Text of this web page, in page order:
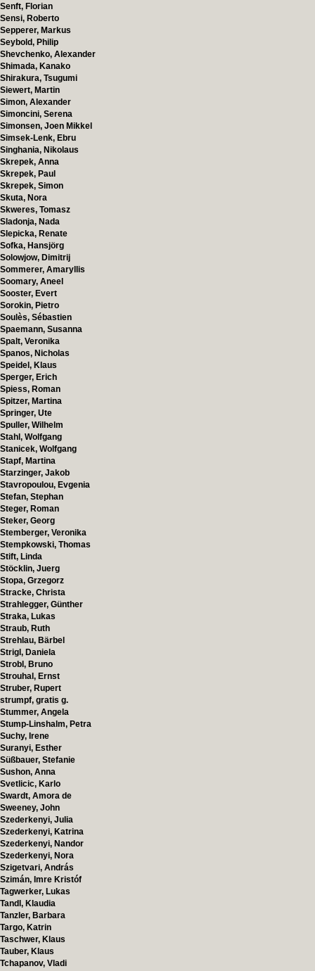
Senft, Florian
Sensi, Roberto
Sepperer, Markus
Seybold, Philip
Shevchenko, Alexander
Shimada, Kanako
Shirakura, Tsugumi
Siewert, Martin
Simon, Alexander
Simoncini, Serena
Simonsen, Joen Mikkel
Simsek-Lenk, Ebru
Singhania, Nikolaus
Skrepek, Anna
Skrepek, Paul
Skrepek, Simon
Skuta, Nora
Skweres, Tomasz
Sladonja, Nada
Slepicka, Renate
Sofka, Hansjörg
Solowjow, Dimitrij
Sommerer, Amaryllis
Soomary, Aneel
Sooster, Evert
Sorokin, Pietro
Soulès, Sébastien
Spaemann, Susanna
Spalt, Veronika
Spanos, Nicholas
Speidel, Klaus
Sperger, Erich
Spiess, Roman
Spitzer, Martina
Springer, Ute
Spuller, Wilhelm
Stahl, Wolfgang
Stanicek, Wolfgang
Stapf, Martina
Starzinger, Jakob
Stavropoulou, Evgenia
Stefan, Stephan
Steger, Roman
Steker, Georg
Stemberger, Veronika
Stempkowski, Thomas
Stift, Linda
Stöcklin, Juerg
Stopa, Grzegorz
Stracke, Christa
Strahlegger, Günther
Straka, Lukas
Straub, Ruth
Strehlau, Bärbel
Strigl, Daniela
Strobl, Bruno
Strouhal, Ernst
Struber, Rupert
strumpf, gratis g.
Stummer, Angela
Stump-Linshalm, Petra
Suchy, Irene
Suranyi, Esther
Süßbauer, Stefanie
Sushon, Anna
Svetlicic, Karlo
Swardt, Amora de
Sweeney, John
Szederkenyi, Julia
Szederkenyi, Katrina
Szederkenyi, Nandor
Szederkenyi, Nora
Szigetvari, András
Szimán, Imre Kristóf
Tagwerker, Lukas
Tandl, Klaudia
Tanzler, Barbara
Targo, Katrin
Taschwer, Klaus
Tauber, Klaus
Tchapanov, Vladi